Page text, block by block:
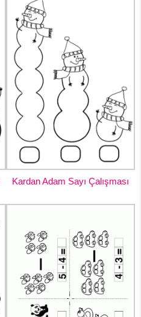
Kardan Adam Sayı Çalışması